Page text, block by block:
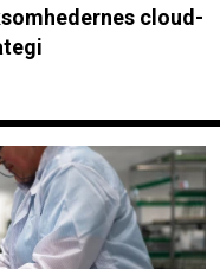
cloud-